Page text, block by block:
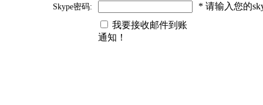
Skype密码:
* 请输入您的
我要接收邮件到账
通知！